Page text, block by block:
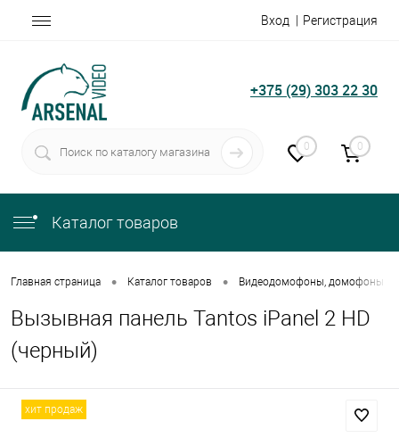
Вход Регистрация
+375 (29) 303 22 30
0 0
Каталог товаров
Главная страница • Каталог товаров • Видеодомофоны, домофоны
Вызывная панель Tantos iPanel 2 HD
(черный)
хит продаж